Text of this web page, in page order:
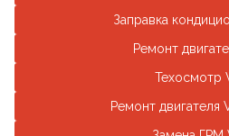
Заправка
Ремонт
Техосмотр
Ремонт двигателя